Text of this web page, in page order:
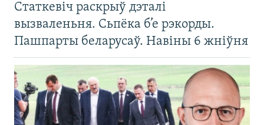
Статкевіч раскрыў дэталі
вызваленьня. Сьпёка б’е рэкорды.
Пашпарты беларусаў. Навіны 6 жніўня